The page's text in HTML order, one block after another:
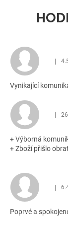
|
Vynikající
|
+ Výborná
+ Zboží přišlo
|
Poprvé a